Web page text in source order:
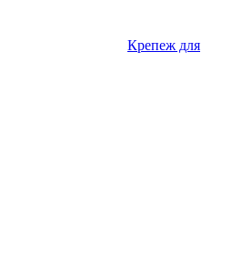
Крепеж для